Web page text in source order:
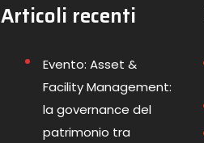
Articoli recenti
Evento: Asset &
Facility Management:
la governance del
patrimonio tra